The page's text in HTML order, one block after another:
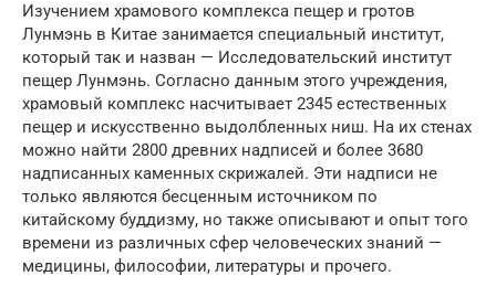
Изучением храмового комплекса пещер и гротов
Лунмэнь в Китае занимается специальный институт,
который так и назван — Исследовательский институт
пещер Лунмэнь. Согласно данным этого учреждения,
храмовый комплекс насчитывает 2345 естественных
пещер и искусственно выдолбленных ниш. На их стенах
можно найти 2800 древних надписей и более 3680
надписанных каменных скрижалей. Эти надписи не
только являются бесценным источником по
китайскому буддизму, но также описывают и опыт того
времени из различных сфер человеческих знаний —
медицины, философии, литературы и прочего.